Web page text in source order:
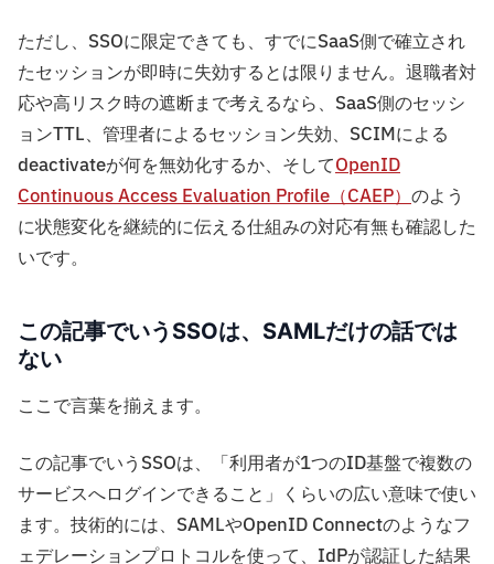
ただし、SSOに限定できても、すでにSaaS側で確立され
たセッションが即時に失効するとは限りません。退職者対
応や高リスク時の遮断まで考えるなら、SaaS側のセッシ
ョンTTL、管理者によるセッション失効、SCIMによる
deactivateが何を無効化するか、そしてOpenID
Continuous Access Evaluation Profile（CAEP）のよう
に状態変化を継続的に伝える仕組みの対応有無も確認した
いです。
この記事でいうSSOは、SAMLだけの話では
ない
ここで言葉を揃えます。
この記事でいうSSOは、「利用者が1つのID基盤で複数の
サービスへログインできること」くらいの広い意味で使い
ます。技術的には、SAMLやOpenID Connectのようなフ
ェデレーションプロトコルを使って、IdPが認証した結果